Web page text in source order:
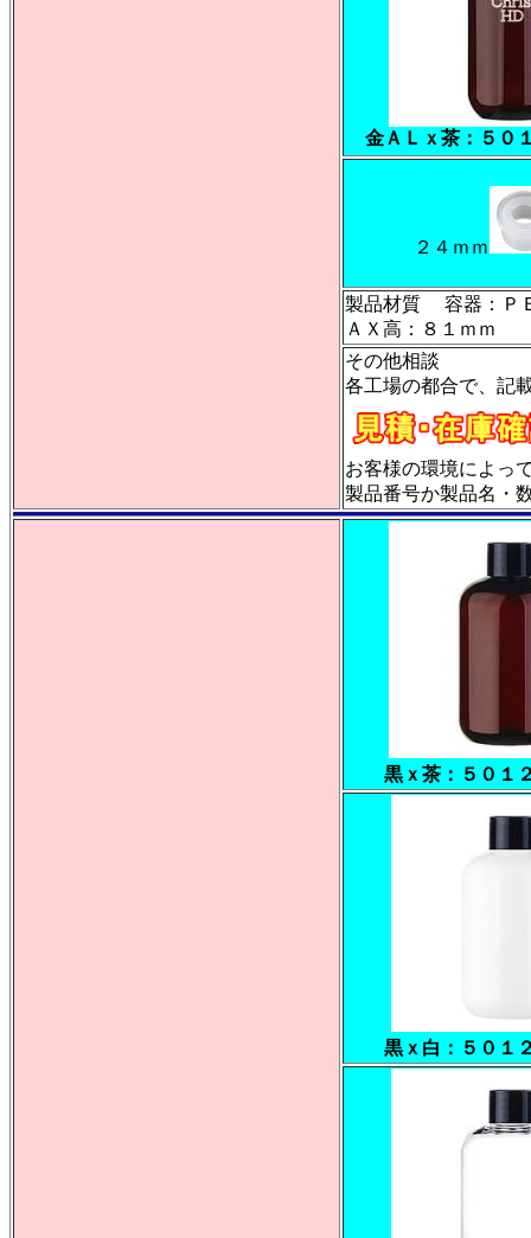
金ＡＬｘ茶：５０
２４ｍｍ
製品材質 容器：
ＡＸ高：８１ｍｍ
その他相談
各工場の都合で、記
お客様の環境によっ
製品番号か製品名・
黒ｘ茶：５０１
黒ｘ白：５０１